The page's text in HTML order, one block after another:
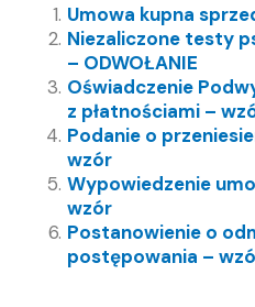
Umowa kupna
Niezaliczone testy
– ODWOŁANIE
Oświadczenie
z płatnościami –
Podanie o
wzór
Wypowiedzenie
wzór
Postanowienie o
postępowania –